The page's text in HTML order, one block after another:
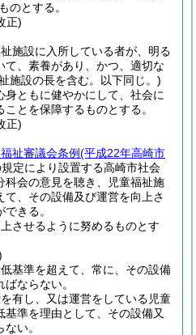
のとする。
正)
施設に入所している者が、明る
て、素養があり、かつ、適切な
施設の長を含む。以下同じ。)
ともに健やかにして、社会に
とを保障するものとする。
正)
祉審議会条例(平成22年高崎市
定により設置する高崎市社会
科会の意見を聴き、児童福祉施
、その設備及び運営を向上さ
きる。
させるように努めるものとす
基準を超えて、常に、その設備
ならない。
有し、又は運営をしている児童
準を理由として、その設備又
い。